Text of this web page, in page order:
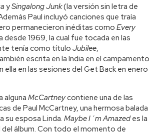
ySingalong Junk(la versión sin letra de
Paul incluyó canciones que traía
permanecieron inéditas comoEvery
1969, la cual fue tocada en las
tenía como título Jubilee,
escrita en la India en el campamento
en las sesiones del Get Back en enero
alguna McCartneycontiene una de las
de Paul McCartney, una hermosa balada
su esposa Linda. Maybe I´m Amazedes la
del álbum. Con todo el momento de